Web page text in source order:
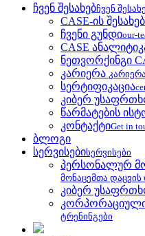
ჩვენ შესახებჩვენ
CASE-ის შესახებ
ჩვენი გუნდიour-
CASE
ნეთვორქინგი
კარიერა კარიერა
სერტიფიკაცია
კიბერ
წარმატების
კონტაქტიGet in
ბლოგი
სერვისებისერვისები
პერსონალურ
მონაცემთა
კიბერ
კორპორაციული
ტრენინგები